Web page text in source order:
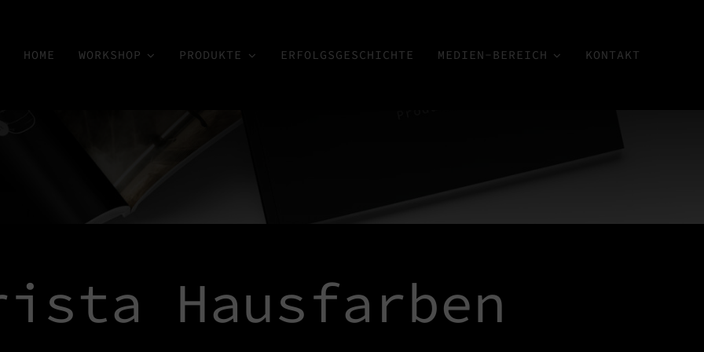
HOME WORKSHOP PRODUKTE ERFOLGSGESCHICHTE MEDIEN-BEREICH KONTAKT
Hausfarben